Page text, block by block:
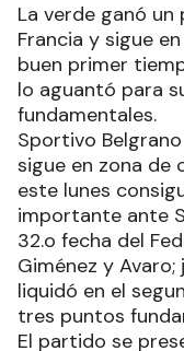
La verde ganó
Francia y sigue
buen primer
lo aguantó para
fundamentales.
Sportivo
sigue en zona de
este lunes
importante ante
32.o fecha del
Giménez y
liquidó en el
tres puntos
El partido se